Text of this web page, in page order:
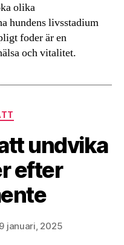
olika
hundens livsstadium
foder är en
och vitalitet.
undvika
efter
9 januari, 2025